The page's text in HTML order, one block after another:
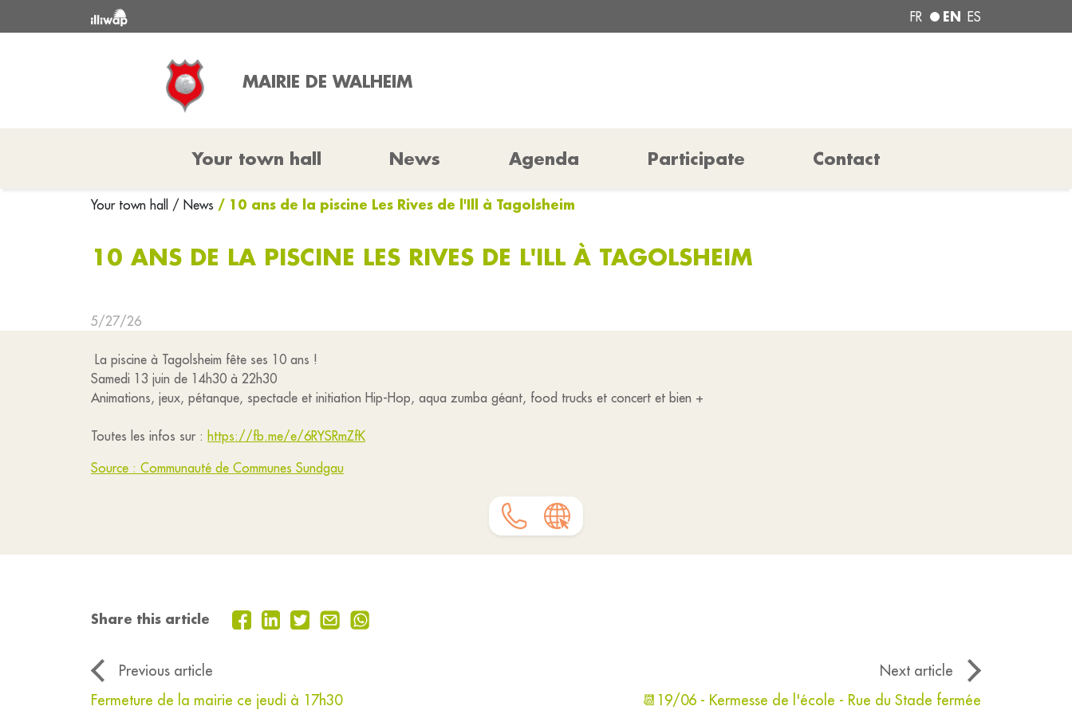
FR EN ES
MAIRIE DE WALHEIM
Your town hall News Agenda Participate Contact
Your town hall / News / 10 ans de la piscine Les Rives de l'Ill à Tagolsheim
10 ANS DE LA PISCINE LES RIVES DE L'ILL À TAGOLSHEIM
5/27/26
La piscine à Tagolsheim fête ses 10 ans !
Samedi 13 juin de 14h30 à 22h30
Animations, jeux, pétanque, spectacle et initiation Hip-Hop, aqua zumba géant, food trucks et concert et bien +
Toutes les infos sur : https://fb.me/e/6RYSRmZfK
Source : Communauté de Communes Sundgau
Share this article
Previous article
Next article
Fermeture de la mairie ce jeudi à 17h30
📆19/06 - Kermesse de l'école - Rue du Stade fermée